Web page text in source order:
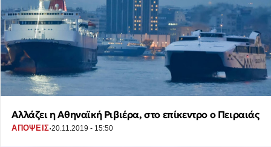
Αλλάζει η Αθηναϊκή Ριβιέρα, στο επίκεντρο ο Πειραιάς
ΑΠΟΨΕΙΣ·20.11.2019 - 15:50